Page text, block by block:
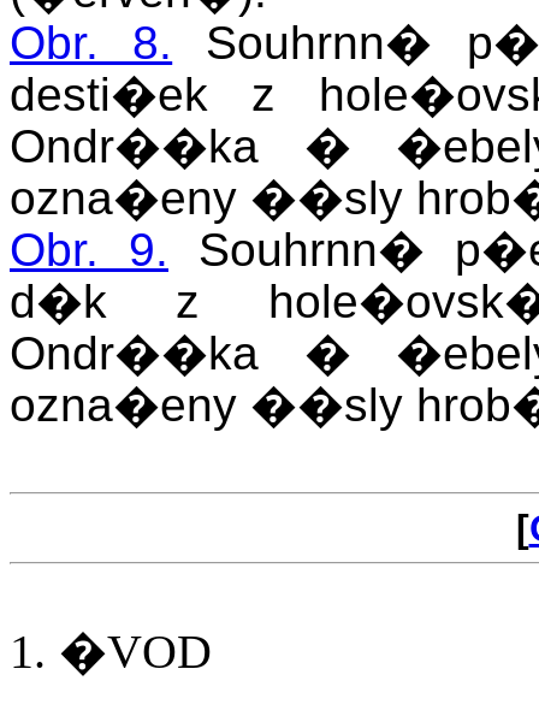
Obr. 8. Souhrnn�
desti�ek z
Ondr��ka �
ozna�eny ��sly
Obr. 9. Souhrnn�
d�k z
Ondr��ka �
ozna�eny ��sly
[
1. �VOD